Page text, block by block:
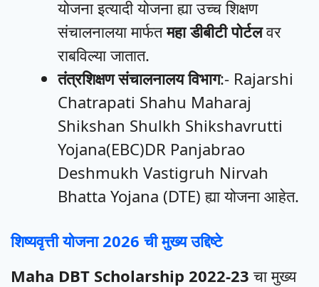
योजना इत्यादी योजना ह्या उच्च शिक्षण
संचालनालया मार्फतमहा डीबीटी पोर्टलवर
राबविल्या जातात.
तंत्रशिक्षण संचालनालय विभाग:- Rajarshi
Chatrapati Shahu Maharaj
Shikshan Shulkh Shikshavrutti
Yojana(EBC)DR Panjabrao
Deshmukh Vastigruh Nirvah
Bhatta Yojana (DTE) ह्या योजना आहेत.
शिष्यवृत्ती योजना 2026 ची मुख्य उद्दिष्टे
Maha DBT Scholarship 2022-23 चा मुख्य